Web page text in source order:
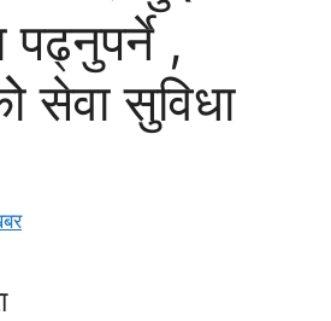
पढ्नुपर्ने ,
सेवा सुविधा